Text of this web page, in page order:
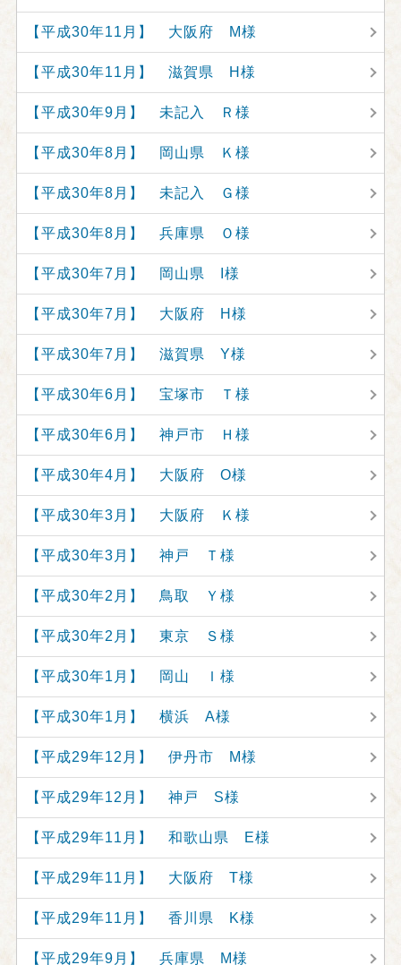
【平成30年11月】 大阪府 M様
【平成30年11月】 滋賀県 H様
【平成30年9月】 未記入 Ｒ様
【平成30年8月】 岡山県 Ｋ様
【平成30年8月】 未記入 Ｇ様
【平成30年8月】 兵庫県 Ｏ様
【平成30年7月】 岡山県 I様
【平成30年7月】 大阪府 H様
【平成30年7月】 滋賀県 Y様
【平成30年6月】 宝塚市 Ｔ様
【平成30年6月】 神戸市 Ｈ様
【平成30年4月】 大阪府 O様
【平成30年3月】 大阪府 Ｋ様
【平成30年3月】 神戸 Ｔ様
【平成30年2月】 鳥取 Ｙ様
【平成30年2月】 東京 Ｓ様
【平成30年1月】 岡山 Ｉ様
【平成30年1月】 横浜 A様
【平成29年12月】 伊丹市 M様
【平成29年12月】 神戸 S様
【平成29年11月】 和歌山県 E様
【平成29年11月】 大阪府 T様
【平成29年11月】 香川県 K様
【平成29年9月】 兵庫県 M様